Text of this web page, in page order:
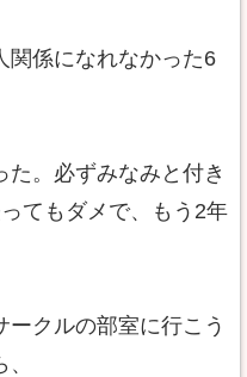
関係になれなかった6
。必ずみなみと付き
てもダメで、もう2年
クルの部室に行こう